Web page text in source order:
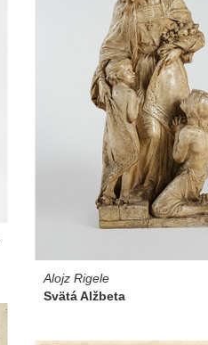
Alojz Rigele
Svätá Alžbeta